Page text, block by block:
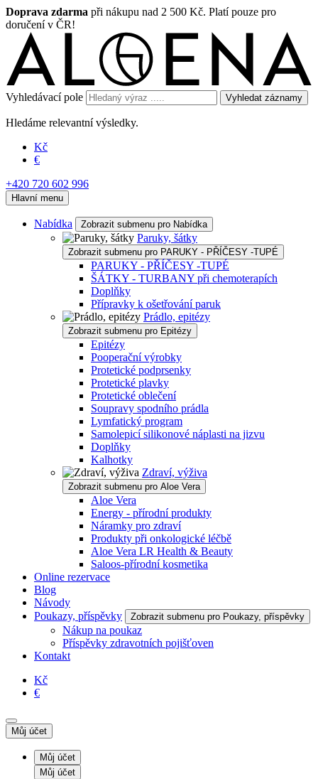
Doprava zdarma při nákupu nad 2 500 Kč. Platí pouze pro
doručení v ČR!
Vyhledávací pole Vyhledat záznamy
Hledáme relevantní výsledky.
Kč
€
+420 720 602 996
Hlavní menu
Nabídka Zobrazit submenu pro Nabídka
Paruky, šátky
Zobrazit submenu pro PARUKY - PŘÍČESY -TUPÉ
PARUKY - PŘÍČESY -TUPÉ
ŠÁTKY - TURBANY při chemoterapích
Doplňky
Přípravky k ošetřování paruk
Prádlo, epitézy
Zobrazit submenu pro Epitézy
Epitézy
Pooperační výrobky
Protetické podprsenky
Protetické plavky
Protetické oblečení
Soupravy spodního prádla
Lymfatický program
Samolepicí silikonové náplasti na jizvu
Doplňky
Kalhotky
Zdraví, výživa
Zobrazit submenu pro Aloe Vera
Aloe Vera
Energy - přírodní produkty
Náramky pro zdraví
Produkty při onkologické léčbě
Aloe Vera LR Health & Beauty
Saloos-přírodní kosmetika
Online rezervace
Blog
Návody
Poukazy, příspěvky
Zobrazit submenu pro Poukazy, příspěvky
Nákup na poukaz
Příspěvky zdravotních pojišťoven
Kontakt
Kč
€
Můj účet
Můj účet
Můj účet